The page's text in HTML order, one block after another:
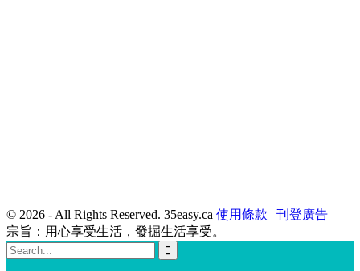
© 2026 - All Rights Reserved. 35easy.ca 使用條款 | 刊登廣告
宗旨：用心享受生活，發掘生活享受。